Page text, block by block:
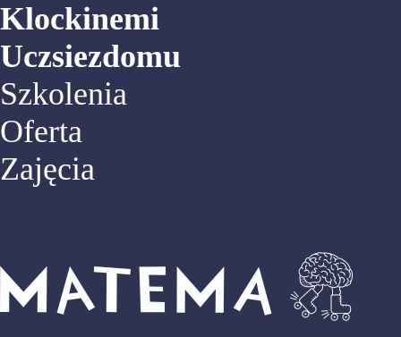
Klockinemi
Uczsiezdomu
Szkolenia
Oferta
Zajęcia